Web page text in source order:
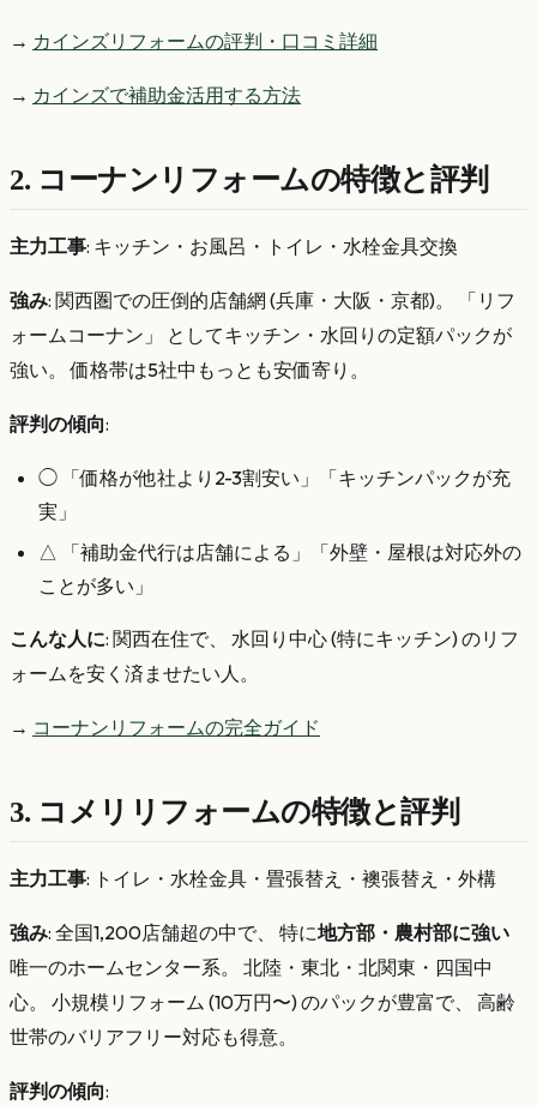
→ カインズリフォームの評判・口コミ詳細
→ カインズで補助金活用する方法
2. コーナンリフォームの特徴と評判
主力工事: キッチン・お風呂・トイレ・水栓金具交換
強み: 関西圏での圧倒的店舗網 (兵庫・大阪・京都)。 「リフ
ォームコーナン」 としてキッチン・水回りの定額パックが
強い。 価格帯は5社中もっとも安価寄り。
評判の傾向:
◯ 「価格が他社より2-3割安い」「キッチンパックが充
実」
△ 「補助金代行は店舗による」「外壁・屋根は対応外の
ことが多い」
こんな人に: 関西在住で、 水回り中心 (特にキッチン) のリフ
ォームを安く済ませたい人。
→ コーナンリフォームの完全ガイド
3. コメリリフォームの特徴と評判
主力工事: トイレ・水栓金具・畳張替え・襖張替え・外構
強み: 全国1,200店舗超の中で、 特に地方部・農村部に強い
唯一のホームセンター系。 北陸・東北・北関東・四国中
心。 小規模リフォーム (10万円〜) のパックが豊富で、 高齢
世帯のバリアフリー対応も得意。
評判の傾向: